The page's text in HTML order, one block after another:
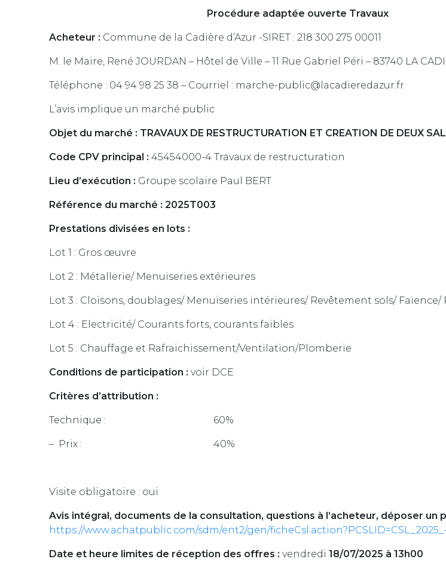
Procédure adaptée ouverte Travaux
Acheteur : Commune de la Cadière d’Azur -SIRET : 218 300 275 00011
M. le Maire, René JOURDAN – Hôtel de Ville – 11 Rue Gabriel Péri – 83740 LA
Téléphone : 04 94 98 25 38 – Courriel : marche-public@lacadieredazur.fr
L’avis implique un marché public
Objet du marché : TRAVAUX DE RESTRUCTURATION ET CREATION DE DEUX
Code CPV principal : 45454000-4 Travaux de restructuration
Lieu d’exécution : Groupe scolaire Paul BERT
Référence du marché : 2025T003
Prestations divisées en lots :
Lot 1 : Gros œuvre
Lot 2 : Métallerie/ Menuiseries extérieures
Lot 3 : Cloisons, doublages/ Menuiseries intérieures/ Revêtement sols/ Faïence/
Lot 4 : Electricité/ Courants forts, courants faibles
Lot 5 : Chauffage et Rafraichissement/Ventilation/Plomberie
Conditions de participation : voir DCE
Critères d’attribution :
Technique : 60%
– Prix : 40%
Visite obligatoire : oui
Avis intégral, documents de la consultation, questions à l’acheteur, déposer un
https://www.achatpublic.com/sdm/ent2/gen/
Date et heure limites de réception des offres : vendredi 18/07/2025 à 13h00